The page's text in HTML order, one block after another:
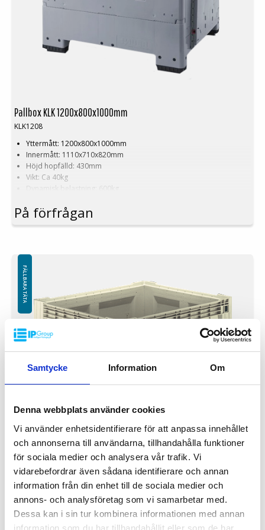
Samtycke Information Om
Denna webbplats använder cookies
Vi använder enhetsidentifierare för att anpassa innehållet
och annonserna till användarna, tillhandahålla funktioner
för sociala medier och analysera vår trafik. Vi
vidarebefordrar även sådana identifierare och annan
information från din enhet till de sociala medier och
annons- och analysföretag som vi samarbetar med.
Dessa kan i sin tur kombinera informationen med annan
information som du har tillhandahållit eller som de har
Pallbox KLK 1200x800x1000mm
KLK1208
Yttermått: 1200x800x1000mm
Innermått: 1110x710x820mm
Höjd hopfälld: 430mm
Vikt: Ca 40kg
Dynamisk belastning: 600kg
Material: PE
Standardfärg: Grå/svart
Minsta beställning: 15st
På förfrågan
Pallbox FC 1200x1000x800mm
FC-1308F
Yttermått: 1200x1000x800mm
Innermått: 1120x920x660mm
Höjd hopfälld: 293mm
FÄLLBARA TÄTA